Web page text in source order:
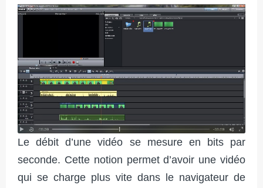
Le débit d’une vidéo se mesure en bits par
seconde. Cette notion permet d’avoir une vidéo
qui se charge plus vite dans le navigateur de